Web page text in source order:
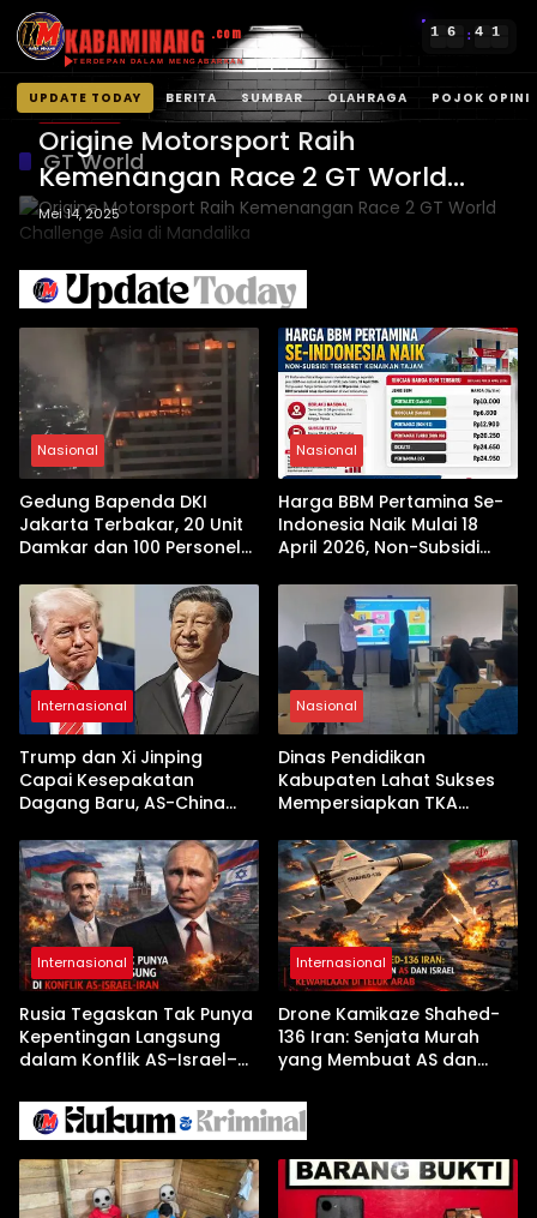
KABAMINANG .com
TERDEPAN DALAM MENGABARKAN
1 6 : 4 1
UPDATE TODAY BERITA SUMBAR OLAHRAGA POJOK OPINI
Langsung
konten
GT World
OLAHRAGA
Origine Motorsport Raih
Kemenangan Race 2 GT World
Challenge Asia di Mandalika
Mei 14, 2025
Nasional
Gedung Bapenda DKI
Jakarta Terbakar, 20 Unit
Damkar dan 100 Personel
Nasional
Harga BBM Pertamina Se-
Indonesia Naik Mulai 18
April 2026, Non-Subsidi
Internasional
Trump dan Xi Jinping
Capai Kesepakatan
Dagang Baru, AS-China
Jelang Kunjungan Beijing
Nasional
Dinas Pendidikan
Kabupaten Lahat Sukses
Mempersiapkan TKA
Pembekalan Latihan Soal
Tanpa Internet
Internasional
Rusia Tegaskan Tak Punya
Kepentingan Langsung
dalam Konflik AS–Israel–
Internasional
Drone Kamikaze Shahed-
136 Iran: Senjata Murah
yang Membuat AS dan
Arab